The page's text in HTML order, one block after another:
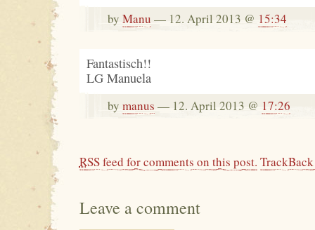
by Manu — 12. April 2013 @ 15:34
Fantastisch!!
LG Manuela
by manus — 12. April 2013 @ 17:26
RSSfeed for comments on this post.
Leave a comment